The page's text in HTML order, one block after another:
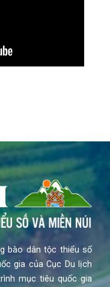
bào dân tộc thiểu số
gia của Cục Du lịch
mục tiêu quốc gia